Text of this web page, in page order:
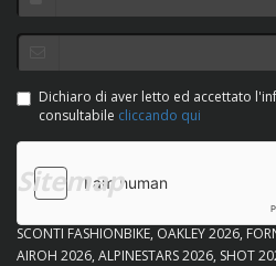
Dichiaro di aver letto ed accettato
consultabile cliccando qui
Sitemap
SCONTI FASHIONBIKE OAKLEY 2026
AIROH 2026 ALPINESTARS 2026 SHOT